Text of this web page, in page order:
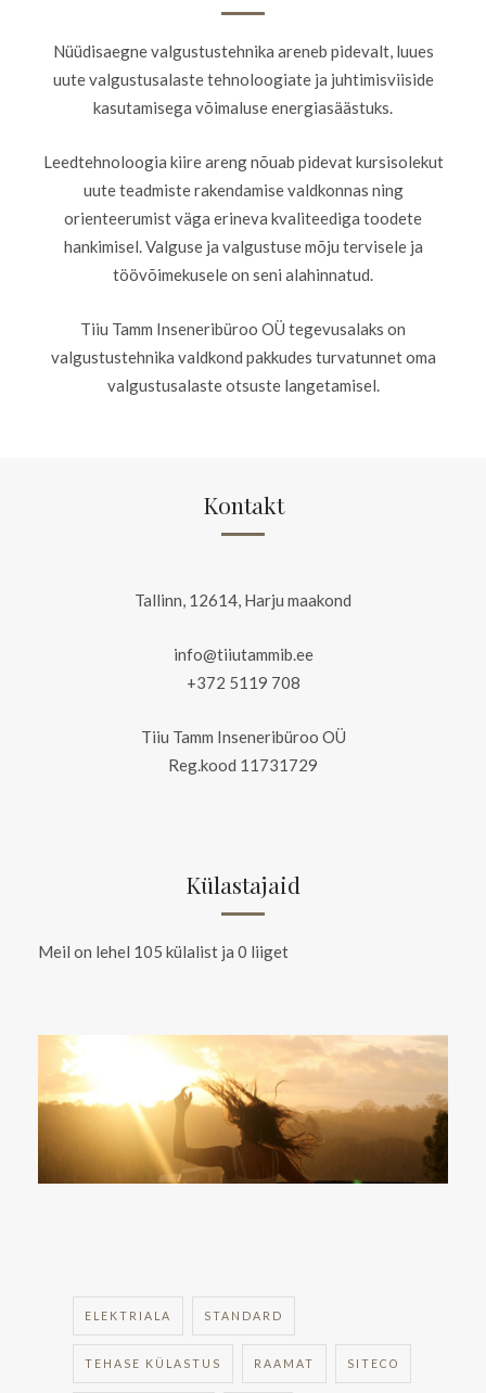
Nüüdisaegne valgustustehnika areneb pidevalt, luues
uute valgustusalaste tehnoloogiate ja juhtimisviiside
kasutamisega võimaluse energiasäästuks.
Leedtehnoloogia kiire areng nõuab pidevat kursisolekut
uute teadmiste rakendamise valdkonnas ning
orienteerumist väga erineva kvaliteediga toodete
hankimisel. Valguse ja valgustuse mõju tervisele ja
töövõimekusele on seni alahinnatud.
Tiiu Tamm Inseneribüroo OÜ tegevusalaks on
valgustustehnika valdkond pakkudes turvatunnet oma
valgustusalaste otsuste langetamisel.
Kontakt
Tallinn, 12614, Harju maakond
info@tiiutammib.ee
+372 5119 708
Tiiu Tamm Inseneribüroo OÜ
Reg.kood 11731729
Külastajaid
Meil on lehel 105 külalist ja 0 liiget
ELEKTRIALA STANDARD
TEHASE KÜLASTUS RAAMAT SITECO